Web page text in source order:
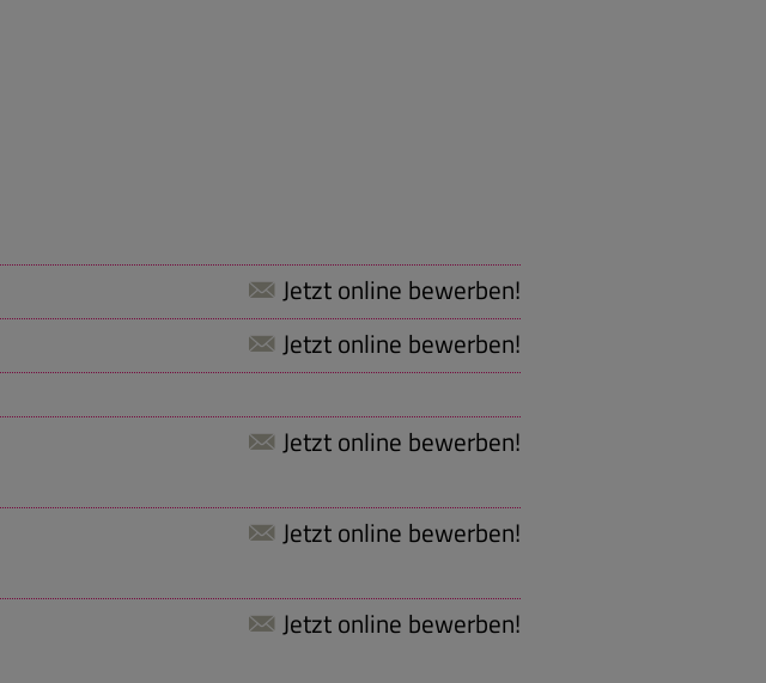
Jetzt online bewerben!
Jetzt online bewerben!
Jetzt online bewerben!
Jetzt online bewerben!
Jetzt online bewerben!